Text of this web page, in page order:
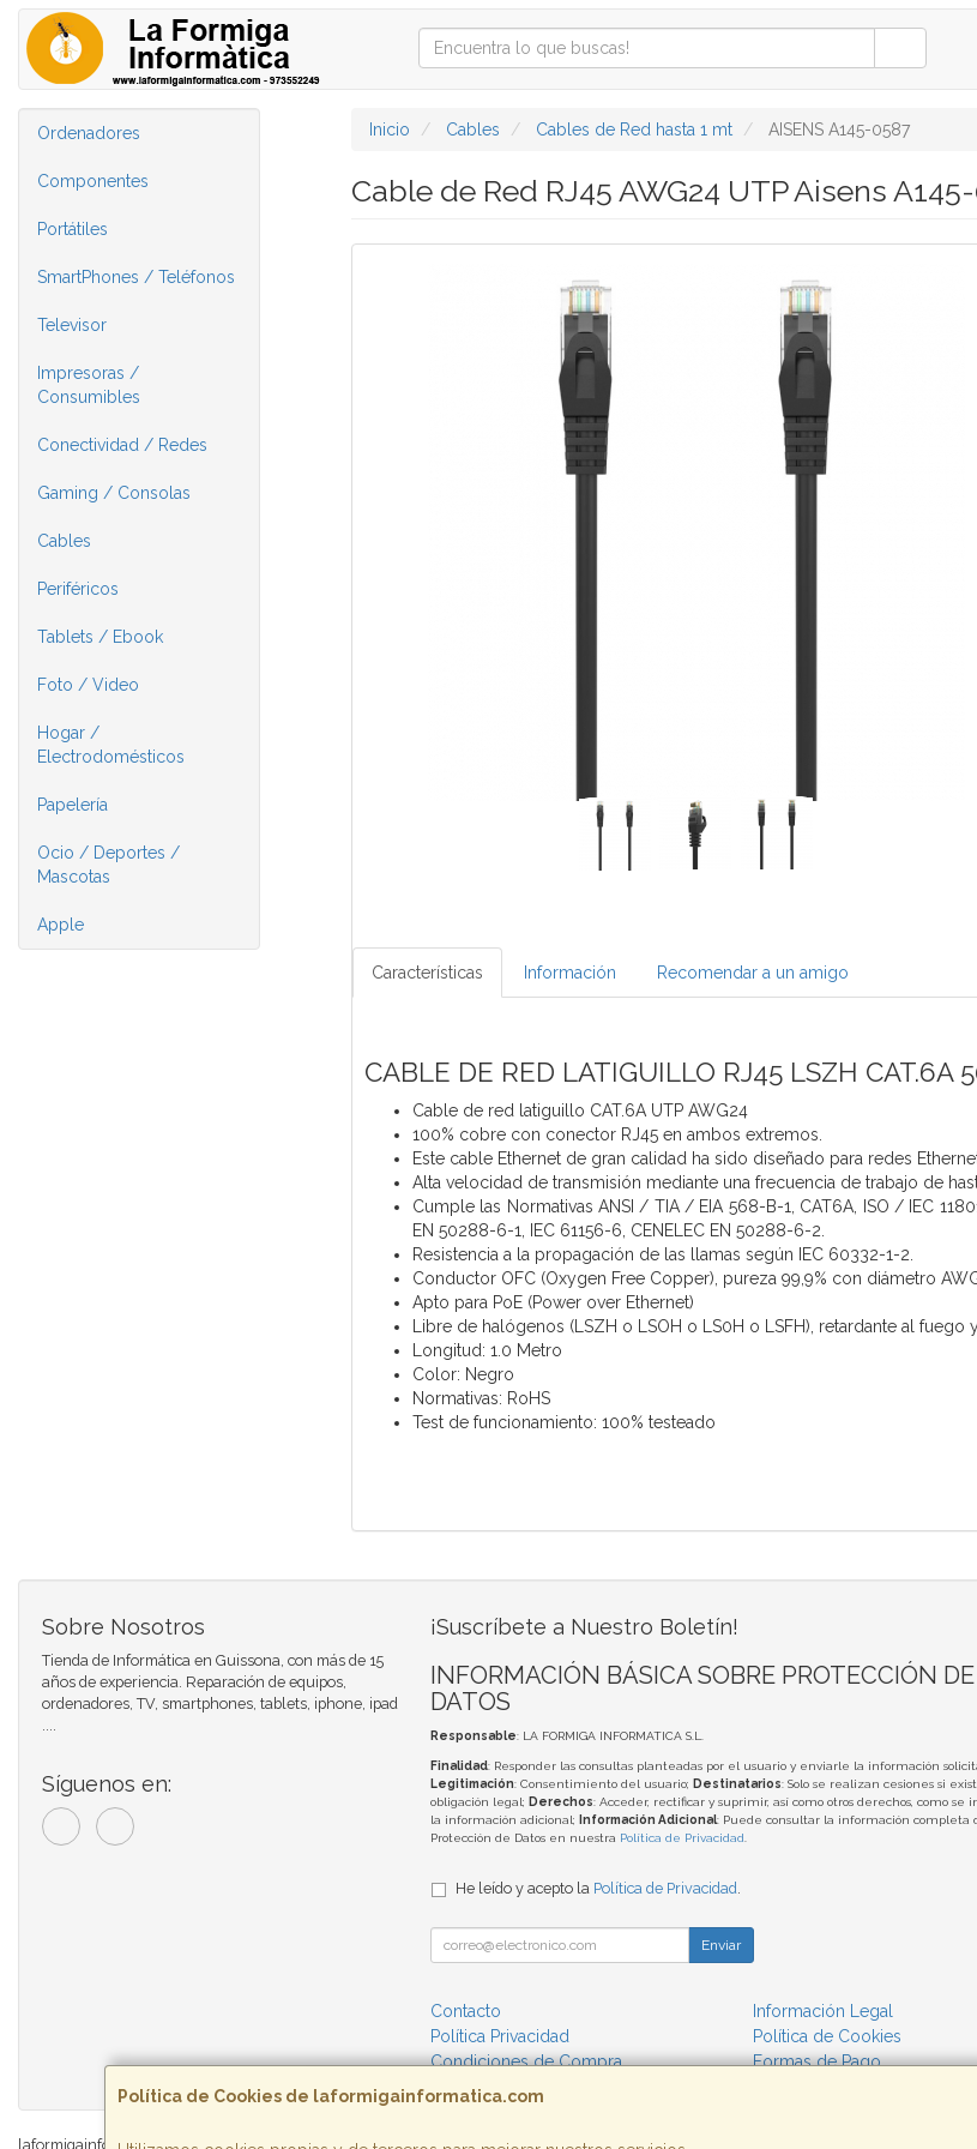
Ordenadores
Componentes
Portátiles
SmartPhones / Teléfonos
Televisor
Impresoras /
Consumibles
Conectividad / Redes
Gaming / Consolas
Cables
Periféricos
Tablets / Ebook
Foto / Video
Hogar /
Electrodomésticos
Papelería
Ocio / Deportes /
Mascotas
Apple
Inicio Cables Cables de Red hasta 1 mt AISENS A145-0587
Cable de Red RJ45 AWG24 UTP Aisens
Características Información Recomendar a un amigo
CABLE DE RED LATIGUILLO RJ45 LSZH CAT.6A
Cable de red latiguillo CAT.6A UTP AWG24
100% cobre con conector RJ45 en ambos extremos.
Este cable Ethernet de gran calidad ha sido diseñado para redes
Alta velocidad de transmisión mediante una frecuencia de trabajo de
Cumple las Normativas ANSI / TIA / EIA 568-B-1, CAT6A, ISO / IEC
EN 50288-6-1, IEC 61156-6, CENELEC EN 50288-6-2.
Resistencia a la propagación de las llamas según IEC 60332-1-2.
Conductor OFC (Oxygen Free Copper), pureza 99,9% con diámetro
Apto para PoE (Power over Ethernet)
Libre de halógenos (LSZH o LSOH o LS0H o LSFH), retardante al
Longitud: 1.0 Metro
Color: Negro
Normativas: RoHS
Test de funcionamiento: 100% testeado
Política de Cookies de laformigainformatica.com
Sobre Nosotros
Tienda de Informática en Guissona, con más de 15
años de experiencia. Reparación de equipos,
ordenadores, TV, smartphones, tablets, iphone, ipad
....
Síguenos en:
¡Suscríbete a Nuestro Boletín!
INFORMACIÓN BÁSICA SOBRE PROTECCIÓN DE
DATOS
Responsable: LA FORMIGA INFORMATICA S.L.
Finalidad: Responder las consultas planteadas por el usuario y enviarle la información
Legitimación: Consentimiento del usuario; Destinatarios: Solo se realizan cesiones si
obligación legal; Derechos: Acceder, rectificar y suprimir, así como otros derechos, como se
la información adicional;
Información Adicional: Puede consultar la información completa
Protección de Datos en nuestra Política de Privacidad.
He leído y acepto la Política de Privacidad.
Enviar
Contacto
Información Legal
Política Privacidad
Política de Cookies
Condiciones de Compra
Formas de Pago
laformigainformatica.com © 2026